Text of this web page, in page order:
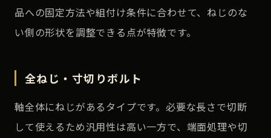
品への固定方法や組付け条件に合わせて、ねじのな
い側の形状を調整できる点が特徴です。
全ねじ・寸切りボルト
軸全体にねじがあるタイプです。必要な長さで切断
して使えるため汎用性は高い一方で、端面処理や切